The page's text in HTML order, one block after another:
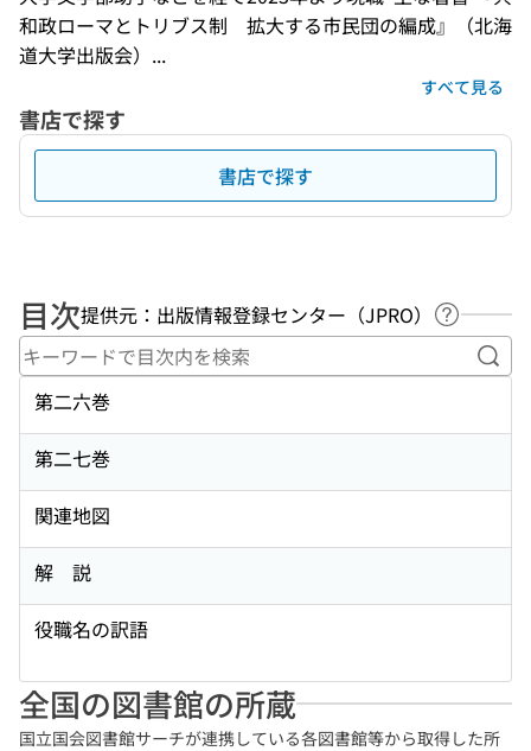
和政ローマとトリブス制　拡大する市民団の編成』（北海
道大学出版会）...
すべて見る
書店で探す
書店で探す
目次提供元：出版情報登録センター（JPRO）
ヘルプペ
キ
第二六巻
第二七巻
関連地図
解 説
役職名の訳語
全国の図書館の所蔵
国立国会図書館サーチが連携している各図書館等から取得した所